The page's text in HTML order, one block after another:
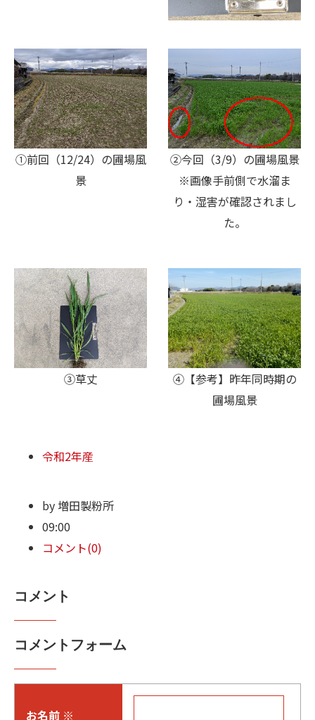
①前回（12/24）の圃場風
景
②今回（3/9）の圃場風景
※画像手前側で水溜ま
り・湿害が確認されまし
た。
③草丈
④【参考】昨年同時期の
圃場風景
令和2年産
by増田製粉所
09:00
コメント(0)
コメント
コメントフォーム
お名前 ※